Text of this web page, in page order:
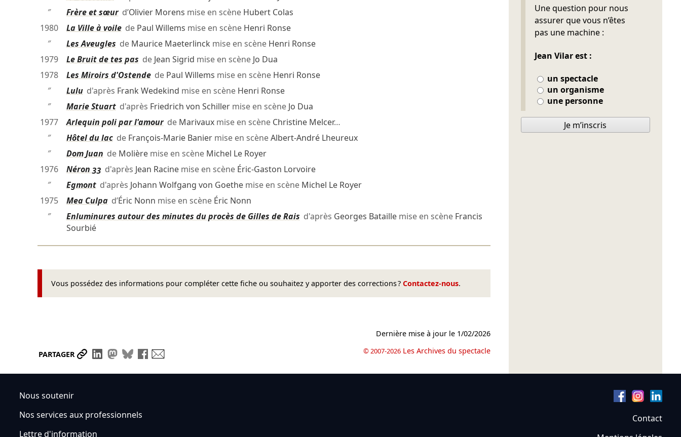
″
Frère et sœurd’Olivier Morens mise en scène Hubert Colas
1980
La Ville à voilede Paul Willems mise en scène Henri Ronse
″
Les Aveugles de Maurice Maeterlinck mise en scène Henri Ronse
1979
Le Bruit de tes pas de Jean Sigrid mise en scène Jo Dua
1978
Les Miroirs d'Ostendede Paul Willems mise en scène Henri Ronse
″
Lulud'après Frank Wedekind mise en scène Henri Ronse
″
Marie Stuartd'après Friedrich von Schillermise en scène Jo Dua
1977
Arlequin poli par l'amourde Marivauxmise en scène Christine Melcer…
″
Hôtel du lacde François-Marie Baniermise en scèneAlbert-André Lheureux
″
Dom Juan de Molièremise en scène Michel Le Royer
1976
Néron 33 d'après Jean Racinemise en scène Éric-Gaston Lorvoire
″
Egmontd'après Johann Wolfgang von Goethemise en scène Michel Le Royer
1975
Mea Culpad’Éric Nonn mise en scène Éric Nonn
″
Enluminures autour des minutes du procès de Gilles de Rais d'après Georges Bataillemise en scène Francis
Sourbié
Vous possédez des informations pour compléter cette fiche ou souhaitez y apporter des corrections ? Contactez-nous.
PARTAGER Partager le lien
Partager sur LinkedIn
Partager sur Mastodon
Partager sur Bluesky
Partager sur Facebook
Dernière mise à jour le 1/02/2026
© 2007-2026 Les Archives du spectacle
Une question pour nous
assurer que vous n’êtes
pas une machine :
Jean Vilar est :
un spectacle
un organisme
une personne
Ne pas remplir
Je m’inscris
Nous soutenir
Nos services aux professionnels
Lettre d'information
Contact